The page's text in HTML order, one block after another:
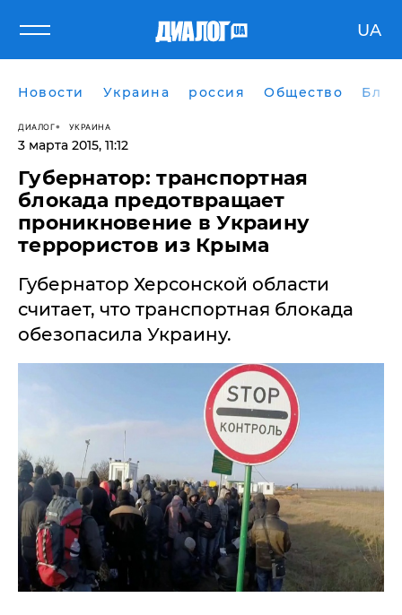
UA
Новости Украина россия Общество
ДИАЛОГ УКРАИНА
3 марта 2015, 11:12
Губернатор: транспортная
блокада предотвращает
проникновение в Украину
террористов из Крыма
Губернатор Херсонской области
считает, что транспортная блокада
обезопасила Украину.